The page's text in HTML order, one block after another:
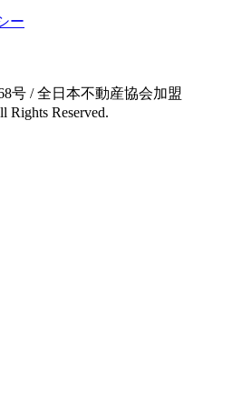
ー
号 / 全日本不動産協会加盟
Rights Reserved.